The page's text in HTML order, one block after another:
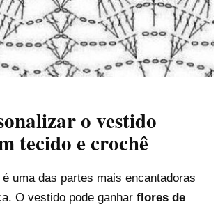
o vestido
tecido e crochê
uma das partes mais encantadoras
O vestido pode ganhar flores de